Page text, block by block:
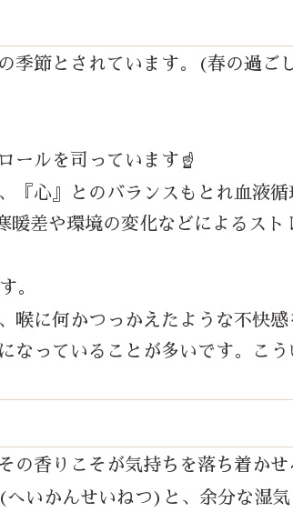
季節とされています。(春の過ご
ールを司っています☝️
『心』とのバランスもとれ血液
暖差や環境の変化などによるス
。
喉に何かつっかえたような不快
なっていることが多いです。こ
の香りこそが気持ちを落ち着か
(へいかんせいねつ) と、余分な湿